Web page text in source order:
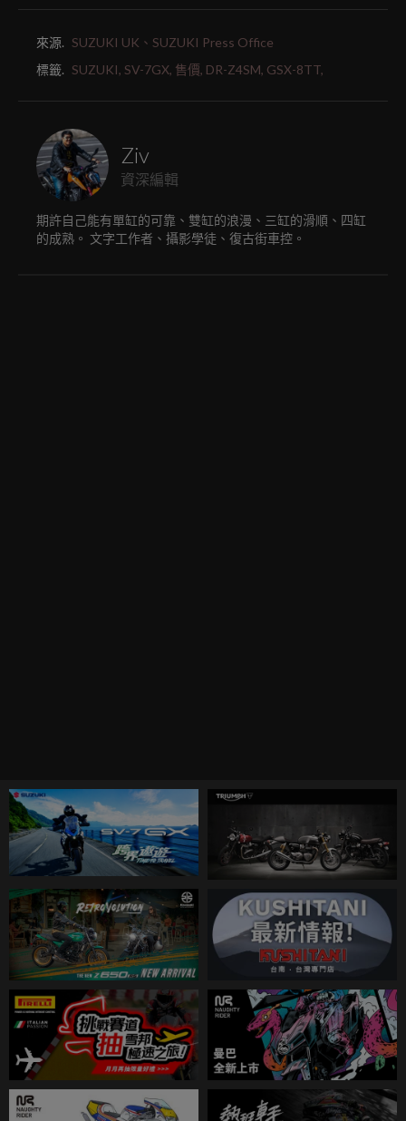
來源. SUZUKI UK、SUZUKI Press Office
標籤. SUZUKI, SV-7GX, 售價, DR-Z4SM, GSX-8TT,
Ziv
資深編輯
期許自己能有單缸的可靠、雙缸的浪漫、三缸的滑順、四缸
的成熟。 文字工作者、攝影學徒、復古街車控。